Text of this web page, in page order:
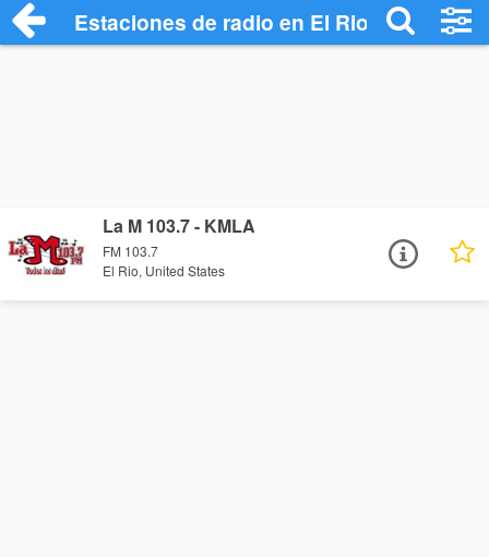
Estaciones de radio en El Rio -
La M 103.7 - KMLA
FM 103.7
El Rio, United States